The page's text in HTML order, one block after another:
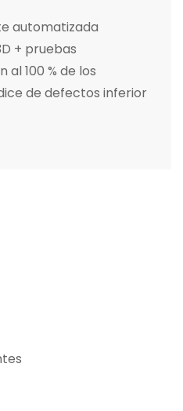
automatizada
+ pruebas
100 % de los
de defectos inferior